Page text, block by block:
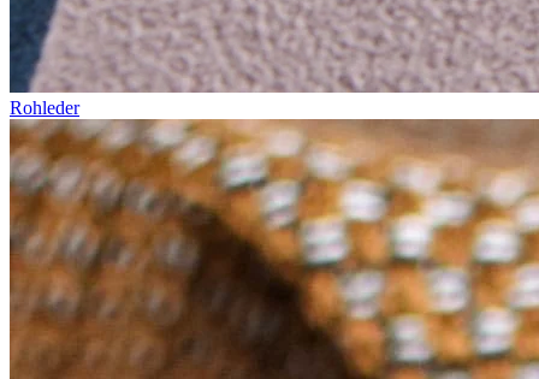
Rohleder